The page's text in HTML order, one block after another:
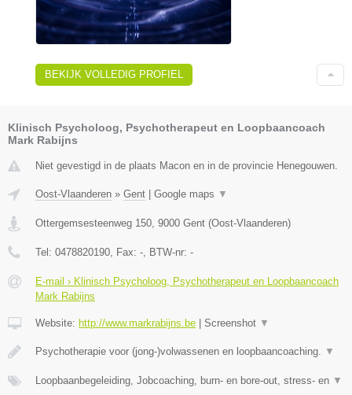
BEKIJK VOLLEDIG PROFIEL
Klinisch Psycholoog, Psychotherapeut en Loopbaancoach
Mark Rabijns
Niet gevestigd in de plaats Macon en in de provincie Henegouwen.
Oost-Vlaanderen » Gent | Google maps ▼
Ottergemsesteenweg 150 9000 Gent (Oost-Vlaanderen)
Tel: 0478820190 , Fax: - , BTW-nr: -
E-mail › Klinisch Psycholoog, Psychotherapeut en Loopbaancoach
Mark Rabijns
Website: http://www.markrabijns.be | Screenshot ▼
Psychotherapie voor (jong-)volwassenen en loopbaancoaching. ▼
Loopbaanbegeleiding, Jobcoaching, burn- en bore-out, stress- en ▼